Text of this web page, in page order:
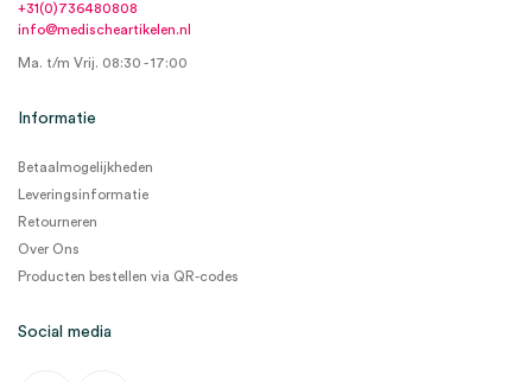
+31(0)736480808
info@medischeartikelen.nl
Ma. t/m Vrij. 08:30 - 17:00
Informatie
Betaalmogelijkheden
Leveringsinformatie
Retourneren
Over Ons
Producten bestellen via QR-codes
Social media